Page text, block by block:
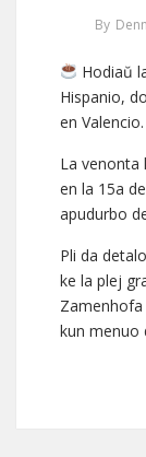
By
Hodiaŭ
Hispanio,
en Valencio.
La venonta
en la 15a
apudurbo
Pli da
ke la plej
kun menuo